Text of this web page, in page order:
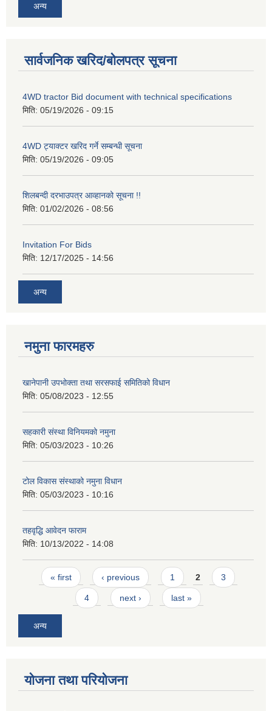
अन्य
सार्वजनिक खरिद/बोलपत्र सूचना
4WD tractor Bid document with technical specifications
मिति: 05/19/2026 - 09:15
4WD ट्याक्टर खरिद गर्ने सम्बन्धी सूचना
मिति: 05/19/2026 - 09:05
शिलबन्दी दरभाउपत्र आव्हानको सूचना !!
मिति: 01/02/2026 - 08:56
Invitation For Bids
मिति: 12/17/2025 - 14:56
अन्य
नमुना फारमहरु
खानेपानी उपभोक्ता तथा सरसफाई समितिको विधान
मिति: 05/08/2023 - 12:55
सहकारी संस्था विनियमको नमुना
मिति: 05/03/2023 - 10:26
टोल विकास संस्थाको नमुना विधान
मिति: 05/03/2023 - 10:16
तहवृद्धि आवेदन फाराम
मिति: 10/13/2022 - 14:08
Pages
« first ‹ previous 1 2 3
4 next › last »
अन्य
योजना तथा परियोजना